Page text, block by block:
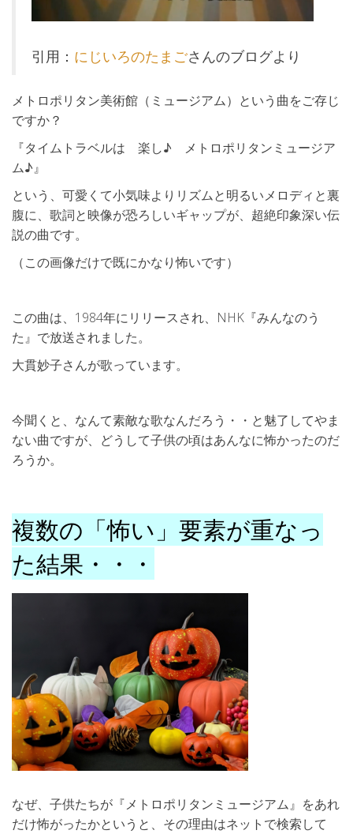
引用： にじいろのたまごさんのブログより
メトロポリタン美術館（ミュージアム）という曲をご存じ
ですか？
『タイムトラベルは 楽し♪ メトロポリタンミュージア
ム♪』
という、可愛くて小気味よりリズムと明るいメロディと裏
腹に、歌詞と映像が恐ろしいギャップが、超絶印象深い伝
説の曲です。
（この画像だけで既にかなり怖いです）
この曲は、1984年にリリースされ、NHK『みんなのう
た』で放送されました。
大貫妙子さんが歌っています。
今聞くと、なんて素敵な歌なんだろう・・と魅了してやま
ない曲ですが、どうして子供の頃はあんなに怖かったのだ
ろうか。
複数の「怖い」要素が重なっ
た結果・・・
なぜ、子供たちが『メトロポリタンミュージアム』をあれ
だけ怖がったかというと、その理由はネットで検索して